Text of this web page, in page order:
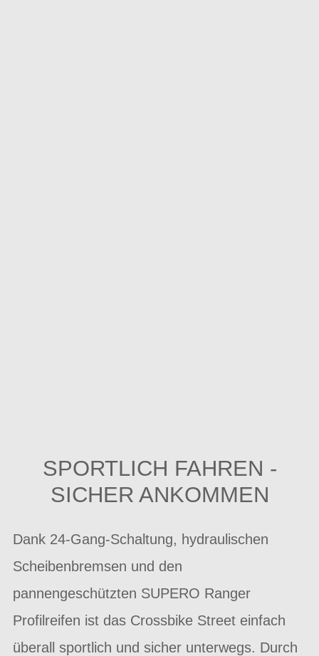
SPORTLICH FAHREN -
SICHER ANKOMMEN
Dank 24-Gang-Schaltung, hydraulischen
Scheibenbremsen und den
pannengeschützten SUPERO Ranger
Profilreifen ist das Crossbike Street einfach
überall sportlich und sicher unterwegs. Durch